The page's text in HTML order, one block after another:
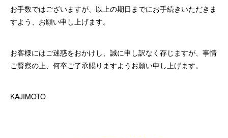
お手数ではございますが、以上の期日までにお手続きいただきま
すよう、お願い申し上げます。
お客様にはご迷惑をおかけし、誠に申し訳なく存じますが、事情
ご賢察の上、何卒ご了承賜りますようお願い申し上げます。
KAJIMOTO